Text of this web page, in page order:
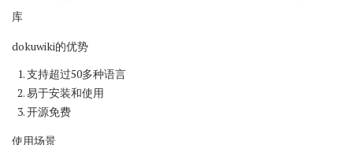
库
dokuwiki的优势
支持超过50多种语言
易于安装和使用
开源免费
使用场景